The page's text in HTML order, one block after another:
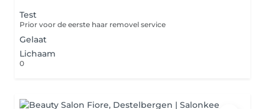
Test
Prior voor de eerste haar removel service
Gelaat
Lichaam
0